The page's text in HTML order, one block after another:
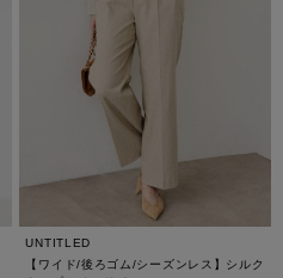
UNTITLED
【ワイド/後ろゴム/シーズンレス】シルク